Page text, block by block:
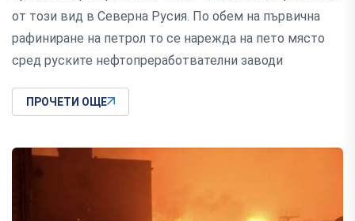
от този вид в Северна Русия. По обем на първична
рафиниране на петрол то се нарежда на пето място
сред руските нефтопреработвателни заводи
ПРОЧЕТИ ОЩЕ